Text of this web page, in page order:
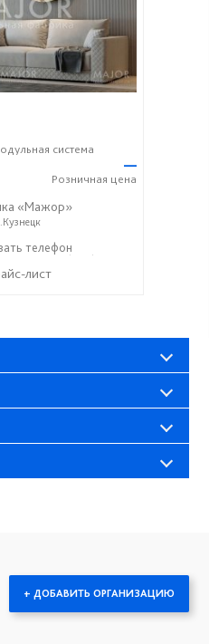
система
—
Розничная цена
«Мажор»
99 ☎+7 (999) 610-99-95
телефон
лист
+ ДОБАВИТЬ ОРГАНИЗАЦИЮ